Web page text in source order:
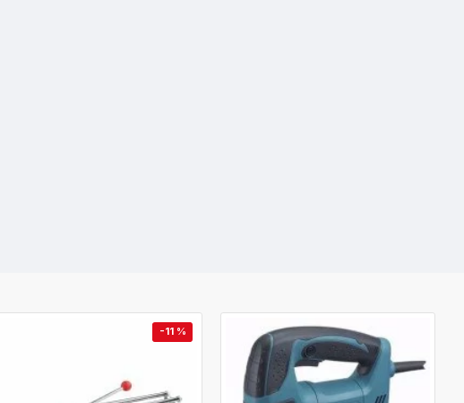
-11 %